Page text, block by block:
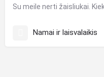
Namai ir laisvalaikis